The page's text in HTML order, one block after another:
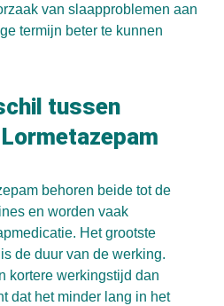
van slaapproblemen aan
termijn beter te kunnen
tussen
behoren beide tot de
en worden vaak
Het grootste
de duur van de werking.
kortere werkingstijd dan
dat het minder lang in het